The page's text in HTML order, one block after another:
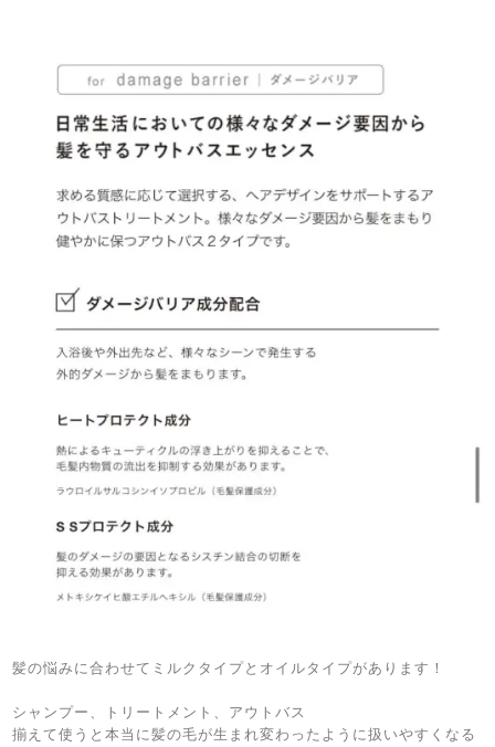
髪の悩みに合わせてミルクタイプとオイルタイプがあります！
シャンプー、トリートメント、アウトバス
揃えて使うと本当に髪の毛が生まれ変わったように扱いやすくなる